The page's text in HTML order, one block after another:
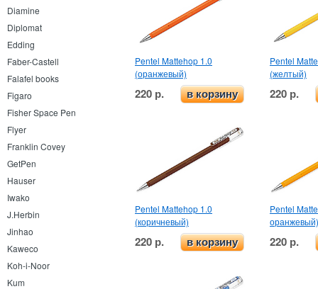
Diamine
Diplomat
Edding
Faber-Castell
Falafel books
Figaro
Fisher Space Pen
Flyer
Franklin Covey
GetPen
Hauser
Iwako
J.Herbin
Jinhao
Kaweco
Koh-i-Noor
Kum
Pentel Mattehop 1.0
(оранжевый)
220 р. в корзину
Pentel
(желтый)
220 р.
Pentel Mattehop 1.0
(коричневый)
220 р. в корзину
Pentel
оранжевый)
220 р.